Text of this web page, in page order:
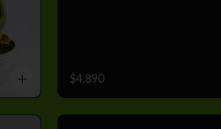
$4.890